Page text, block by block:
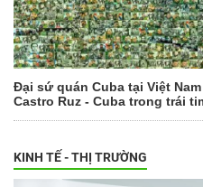
Đại sứ quán Cuba tại Việt
Castro Ruz - Cuba trong trái
KINH TẾ - THỊ TRƯỜNG